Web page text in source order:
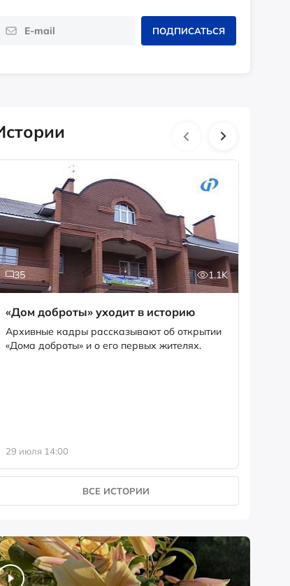
ПОДПИСАТЬСЯ
Истории
35 1.1K
«Дом доброты» уходит в историю
Архивные кадры рассказывают об открытии
«Дома доброты» и о его первых жителях.
29 июля 14:00
ВСЕ ИСТОРИИ